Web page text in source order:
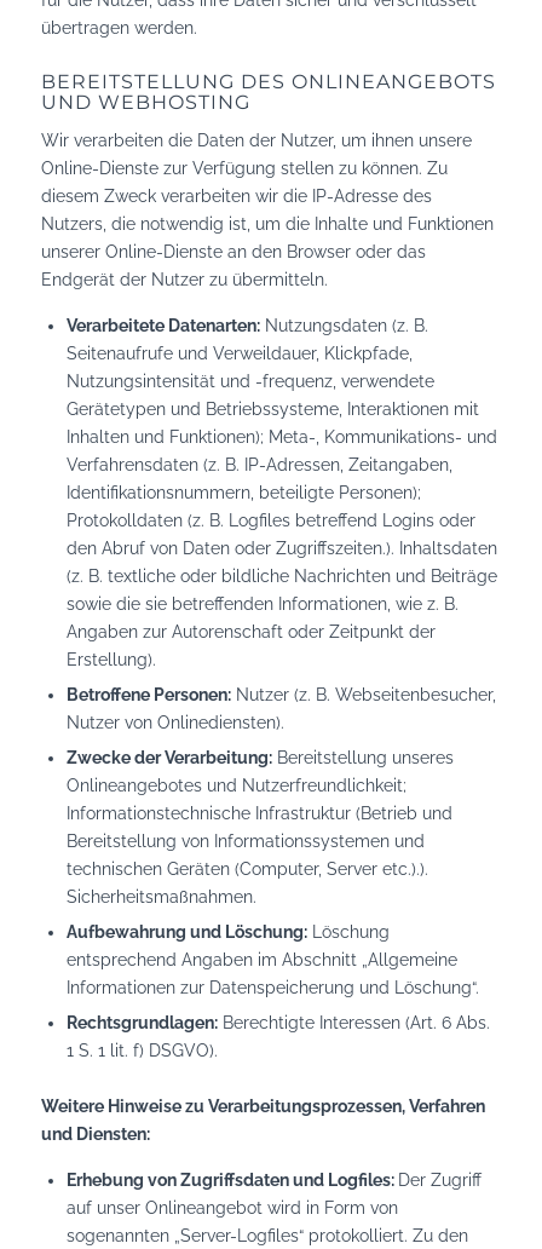
übertragen werden.
BEREITSTELLUNG DES ONLINEANGEBOTS
UND WEBHOSTING
Wir verarbeiten die Daten der Nutzer, um ihnen unsere
Online-Dienste zur Verfügung stellen zu können. Zu
diesem Zweck verarbeiten wir die IP-Adresse des
Nutzers, die notwendig ist, um die Inhalte und Funktionen
unserer Online-Dienste an den Browser oder das
Endgerät der Nutzer zu übermitteln.
Verarbeitete Datenarten:Nutzungsdaten (z. B.
Seitenaufrufe und Verweildauer, Klickpfade,
Nutzungsintensität und -frequenz, verwendete
Gerätetypen und Betriebssysteme, Interaktionen mit
Inhalten und Funktionen); Meta-, Kommunikations- und
Verfahrensdaten (z. B. IP-Adressen, Zeitangaben,
Identifikationsnummern, beteiligte Personen);
Protokolldaten (z. B. Logfiles betreffend Logins oder
den Abruf von Daten oder Zugriffszeiten.). Inhaltsdaten
(z. B. textliche oder bildliche Nachrichten und Beiträge
sowie die sie betreffenden Informationen, wie z. B.
Angaben zur Autorenschaft oder Zeitpunkt der
Erstellung).
Betroffene Personen:Nutzer (z. B. Webseitenbesucher,
Nutzer von Onlinediensten).
Zwecke der Verarbeitung:Bereitstellung unseres
Onlineangebotes und Nutzerfreundlichkeit;
Informationstechnische Infrastruktur (Betrieb und
Bereitstellung von Informationssystemen und
technischen Geräten (Computer, Server etc.).).
Sicherheitsmaßnahmen.
Aufbewahrung und Löschung:Löschung
entsprechend Angaben im Abschnitt „Allgemeine
Informationen zur Datenspeicherung und Löschung“.
Rechtsgrundlagen:Berechtigte Interessen (Art. 6 Abs.
1 S. 1 lit. f) DSGVO).
Weitere Hinweise zu Verarbeitungsprozessen, Verfahren
und Diensten:
Erhebung von Zugriffsdaten und Logfiles: Der Zugriff
auf unser Onlineangebot wird in Form von
sogenannten „Server-Logfiles“ protokolliert. Zu den